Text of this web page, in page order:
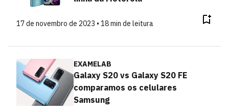
17 de novembro de 2023 • 18 min de leitura
EXAMELAB
Galaxy S20 vs Galaxy S20 FE
comparamos os celulares
Samsung